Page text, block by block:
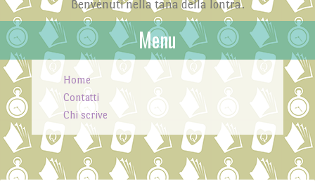
Benvenuti nella tana della lontra.
Menu
Skip to content
Home
Contatti
Chi scrive